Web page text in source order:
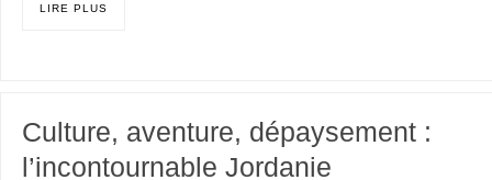
LIRE PLUS
Culture, aventure, dépaysement :
l’incontournable Jordanie